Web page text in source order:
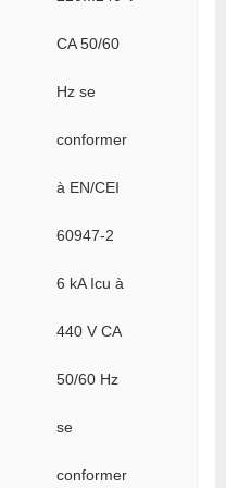
CA 50/60
Hz se
conformer
à EN/CEI
60947-2
6 kA Icu à
440 V CA
50/60 Hz
se
conformer